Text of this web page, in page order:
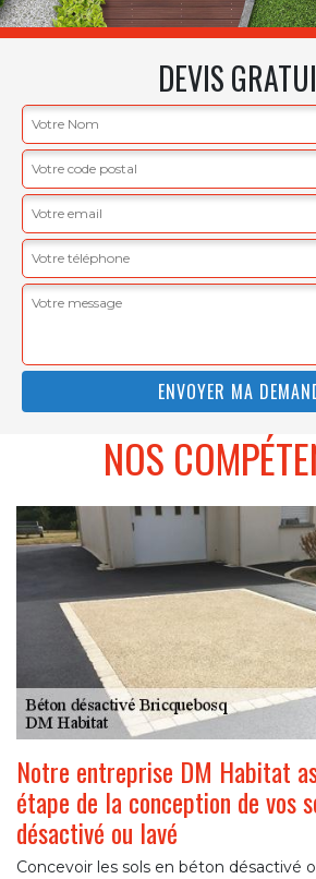
DEVIS
NOS
Notre entreprise DM Habitat
étape de la conception de vos
désactivé ou lavé
Concevoir les sols en béton désactivé